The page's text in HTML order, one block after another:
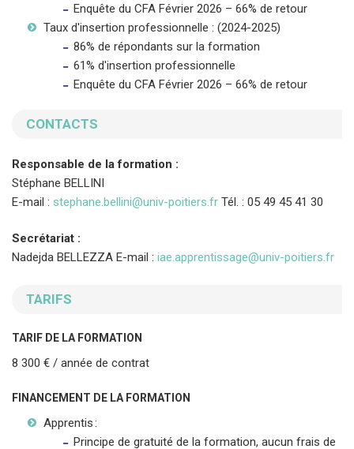
Enquête du CFA Février 2026 – 66% de retour
Taux d'insertion professionnelle : (2024-2025)
86% de répondants sur la formation
61% d'insertion professionnelle
Enquête du CFA Février 2026 – 66% de retour
CONTACTS
Responsable de la formation :
Stéphane BELLINI
E-mail : stephane.bellini@univ-poitiers.fr Tél. : 05 49 45 41 30
Secrétariat :
Nadejda BELLEZZA E-mail : iae.apprentissage@univ-poitiers.fr
TARIFS
TARIF DE LA FORMATION
8 300 € / année de contrat
FINANCEMENT DE LA FORMATION
Apprentis :
Principe de gratuité de la formation, aucun frais de